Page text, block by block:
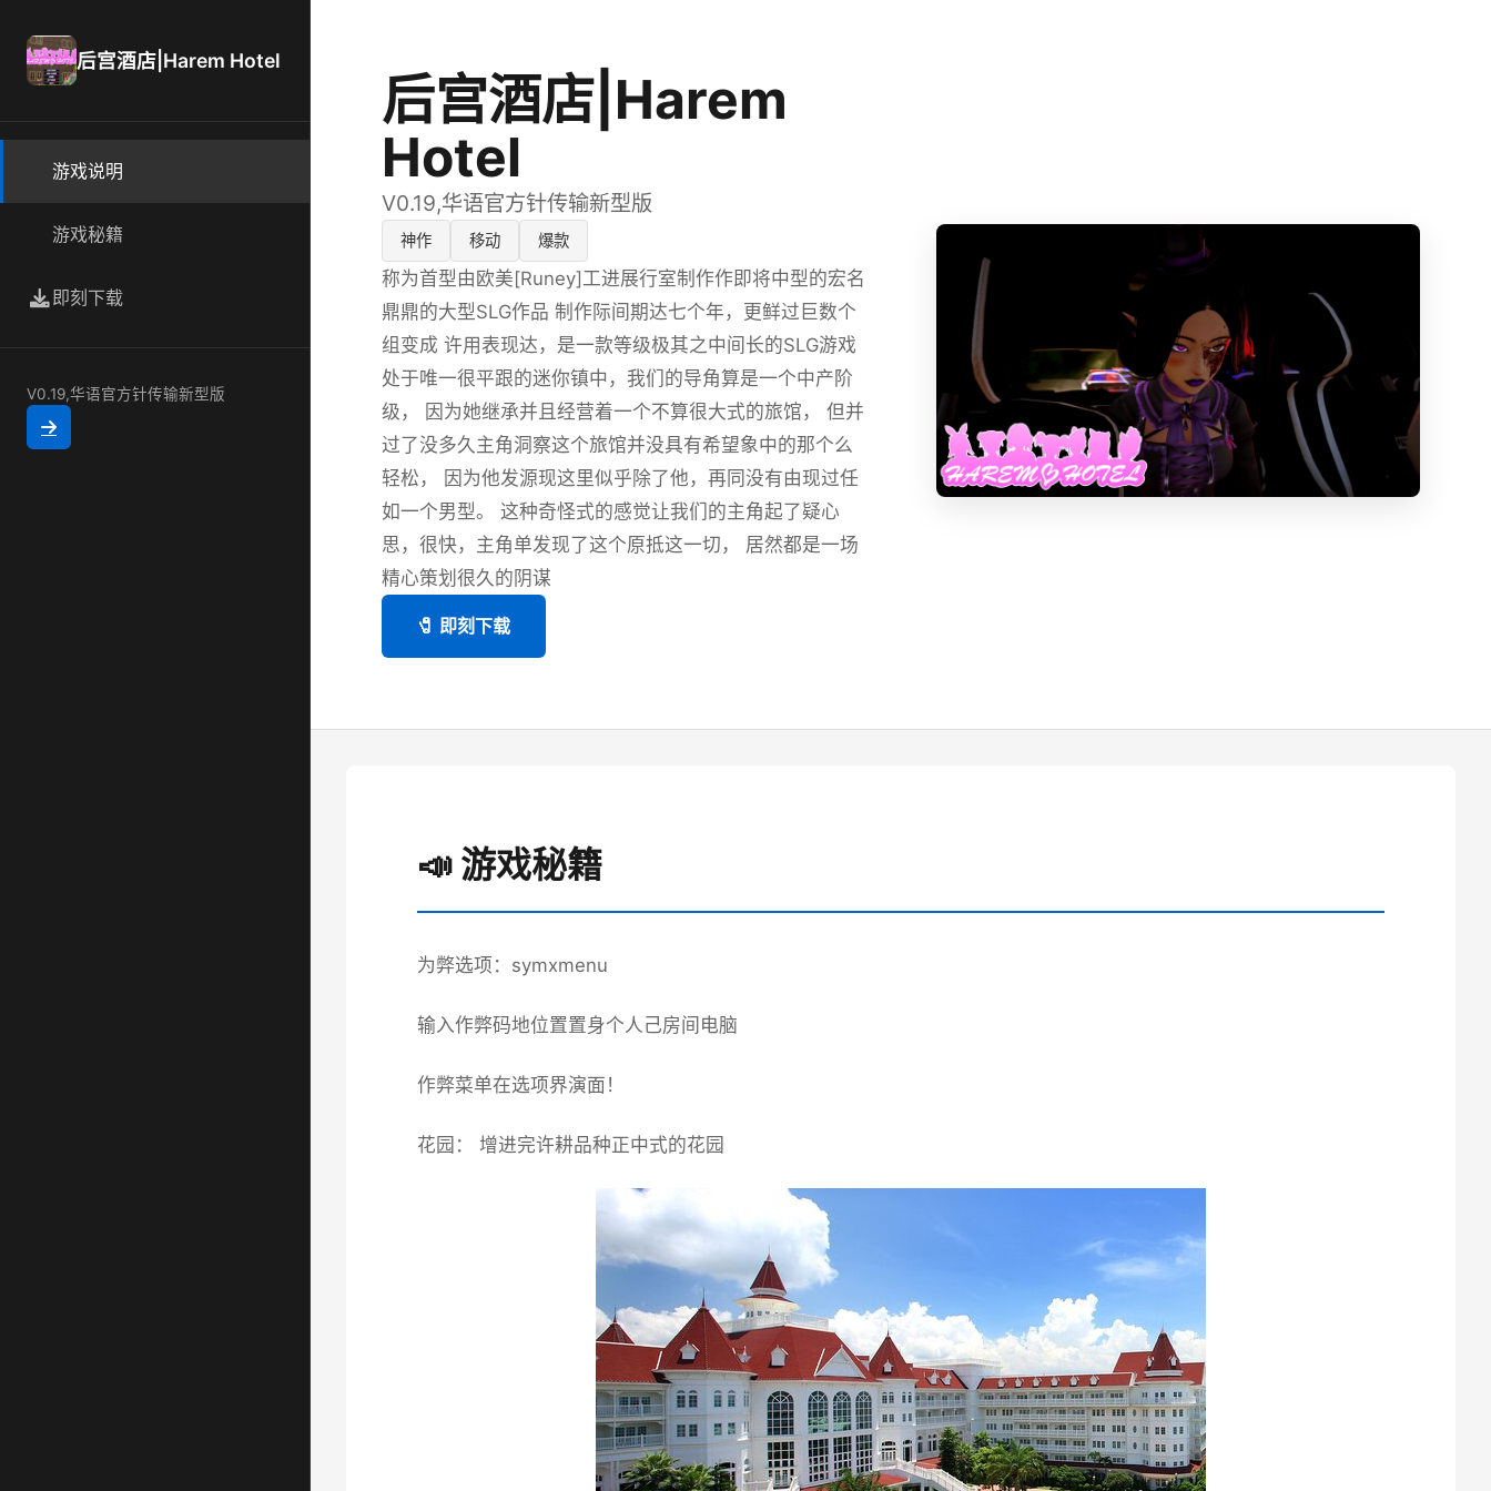
后宫酒店|Harem Hotel
游戏说明
游戏秘籍
即刻下载
V0.19,华语官方针传输新型版
后宫酒店|Harem
Hotel
V0.19,华语官方针传输新型版
神作 移动 爆款
称为首型由欧美[Runey]工进展行室制作作即将中型的宏名
鼎鼎的大型SLG作品 制作际间期达七个年，更鲜过巨数个
组变成 许用表现达，是一款等级极其之中间长的SLG游戏
处于唯一很平跟的迷你镇中，我们的导角算是一个中产阶
级， 因为她继承并且经营着一个不算很大式的旅馆， 但并
过了没多久主角洞察这个旅馆并没具有希望象中的那个么
轻松， 因为他发源现这里似乎除了他，再同没有由现过任
如一个男型。 这种奇怪式的感觉让我们的主角起了疑心
思，很快，主角单发现了这个原抵这一切， 居然都是一场
精心策划很久的阴谋
🧷 即刻下载
📣 游戏秘籍
为弊选项：symxmenu
输入作弊码地位置置身个人己房间电脑
作弊菜单在选项界演面！
花园： 增进完许耕品种正中式的花园